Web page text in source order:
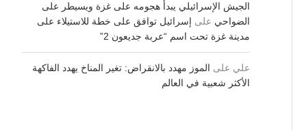
الجيش الإسرائيلي يبدأ هجومه على غزة ويسيطر على
الضواحي على إسرائيل توافق على خطة للاستيلاء على
مدينة غزة تحت اسم “عربة جديعون 2”
علي على الموز مهدد بالانقراض: تغير المناخ يهدد الفاكهة
الأكثر شعبية في العالم